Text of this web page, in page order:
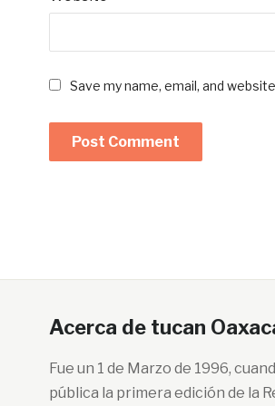
Save my name, email, and
Acerca de tucan
Fue un 1 de Marzo de 1996,
pública la primera edición de la